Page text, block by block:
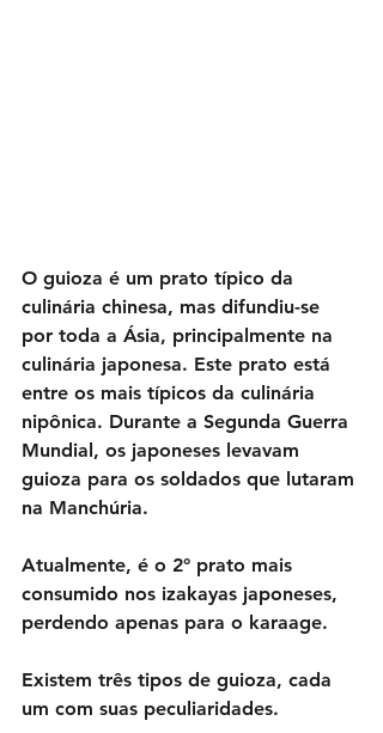
O guioza é um prato típico da
culinária chinesa, mas difundiu-se
por toda a Ásia, principalmente na
culinária japonesa. Este prato está
entre os mais típicos da culinária
nipônica. Durante a Segunda Guerra
Mundial, os japoneses levavam
guioza para os soldados que lutaram
na Manchúria.
Atualmente, é o 2° prato mais
consumido nos izakayas japoneses,
perdendo apenas para o karaage.
Existem três tipos de guioza, cada
um com suas peculiaridades.